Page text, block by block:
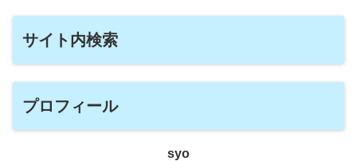
サイト内検索
プロフィール
syo